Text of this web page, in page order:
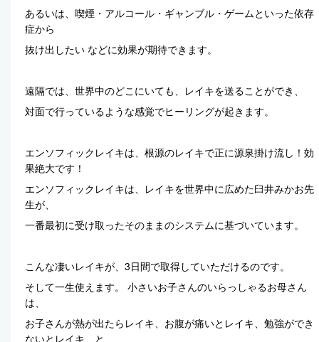
あるいは、喫煙・アルコール・ギャンブル・ゲームといった依存
症から
抜け出したい などに効果が期待できます。
遠隔では、世界中のどこにいても、レイキを送ることができ、
対面で行っているような感覚でヒーリングが起きます。
エンソフィックレイキは、根源のレイキで正に源泉掛け流し！効
果絶大です！
エンソフィックレイキは、レイキを世界中に広めた臼井みかお先
生が、
一番最初に受け取ったそのままのシステムに基づいています。
こんな凄いレイキが、3日間で取得していただけるのです。
そして一生使えます。 小さいお子さんのいらっしゃるお母さん
は、
お子さんが熱が出たらレイキ、お腹が痛いとレイキ、勉強ができ
ないとレイキ、と、